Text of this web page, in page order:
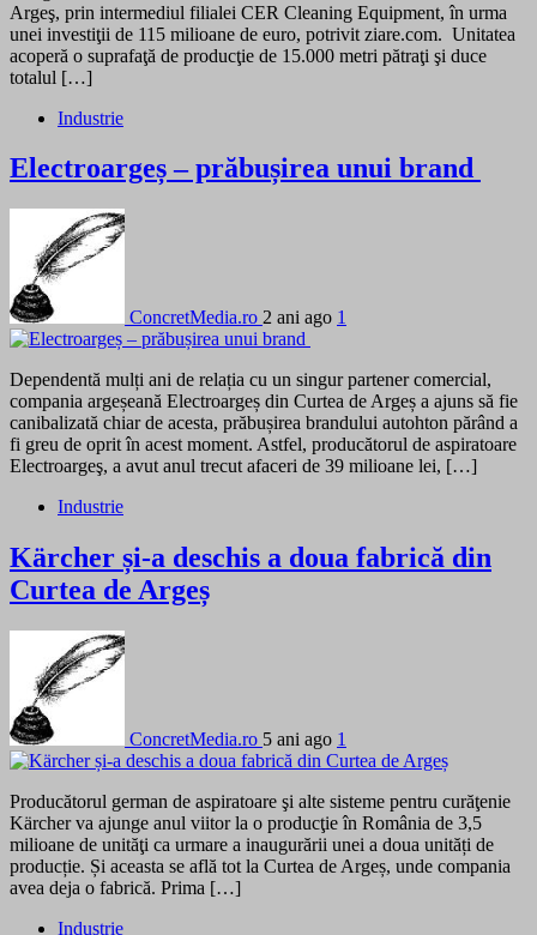
Argeş, prin intermediul filialei CER Cleaning Equipment, în urma
unei investiţii de 115 milioane de euro, potrivit ziare.com. Unitatea
acoperă o suprafaţă de producţie de 15.000 metri pătraţi şi duce
totalul […]
Industrie
Electroargeș – prăbușirea unui brand
ConcretMedia.ro 2 ani ago 1
Dependentă mulți ani de relația cu un singur partener comercial,
compania argeșeană Electroargeș din Curtea de Argeș a ajuns să fie
canibalizată chiar de acesta, prăbușirea brandului autohton părând a
fi greu de oprit în acest moment. Astfel, producătorul de aspiratoare
Electroargeş, a avut anul trecut afaceri de 39 milioane lei, […]
Industrie
Kärcher și-a deschis a doua fabrică din
Curtea de Argeș
ConcretMedia.ro 5 ani ago 1
Producătorul german de aspiratoare şi alte sisteme pentru curăţenie
Kärcher va ajunge anul viitor la o producţie în România de 3,5
milioane de unităţi ca urmare a inaugurării unei a doua unități de
producție. Și aceasta se află tot la Curtea de Argeș, unde compania
avea deja o fabrică. Prima […]
Industrie